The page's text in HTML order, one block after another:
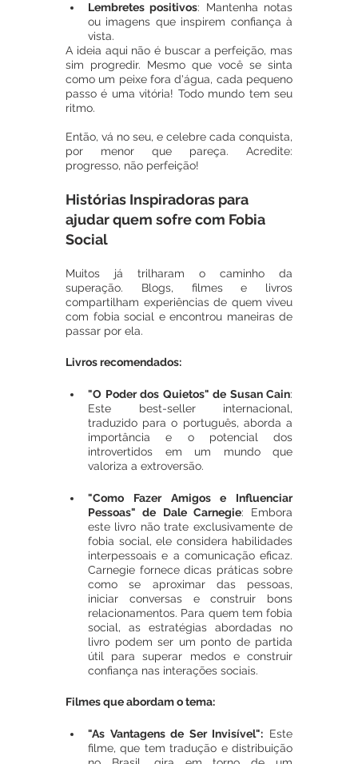
Lembretes positivos: Mantenha notas
ou imagens que inspirem confiança à
vista.
A ideia aqui não é buscar a perfeição, mas
sim progredir. Mesmo que você se sinta
como um peixe fora d'água, cada pequeno
passo é uma vitória! Todo mundo tem seu
ritmo.
Então, vá no seu, e celebre cada conquista,
por menor que pareça. Acredite:
progresso, não perfeição!
Histórias Inspiradoras para
ajudar quem sofre com Fobia
Social
Muitos já trilharam o caminho da
superação. Blogs, filmes e livros
compartilham experiências de quem viveu
com fobia social e encontrou maneiras de
passar por ela.
Livros recomendados:
"O Poder dos Quietos" de Susan Cain:
Este best-seller internacional,
traduzido para o português, aborda a
importância e o potencial dos
introvertidos em um mundo que
valoriza a extroversão.
"Como Fazer Amigos e Influenciar
Pessoas" de Dale Carnegie: Embora
este livro não trate exclusivamente de
fobia social, ele considera habilidades
interpessoais e a comunicação eficaz.
Carnegie fornece dicas práticas sobre
como se aproximar das pessoas,
iniciar conversas e construir bons
relacionamentos. Para quem tem fobia
social, as estratégias abordadas no
livro podem ser um ponto de partida
útil para superar medos e construir
confiança nas interações sociais.
Filmes que abordam o tema:
"As Vantagens de Ser Invisível": Este
filme, que tem tradução e distribuição